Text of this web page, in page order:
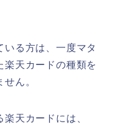
る方は、一度マタ
楽天カードの種類を
ん。
天カードには、